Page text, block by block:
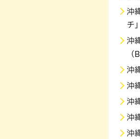
沖
チ」
沖
（
沖
沖
沖
沖
沖